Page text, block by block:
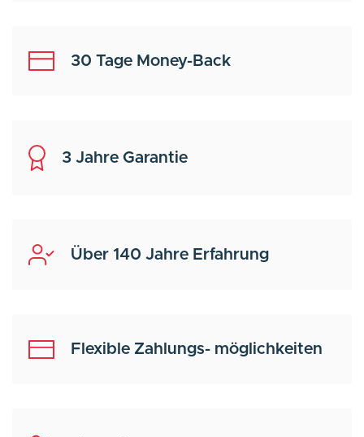
30 Tage Money-Back
3 Jahre Garantie
Über 140 Jahre Erfahrung
Flexible Zahlungs- möglichkeiten